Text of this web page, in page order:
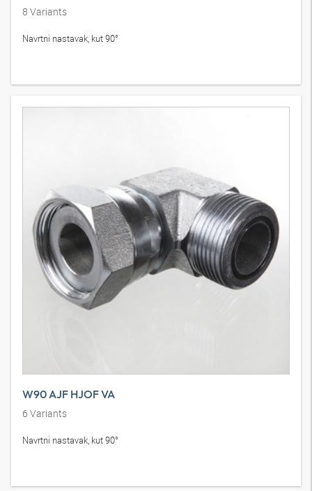
8 Variants
Navrtni nastavak, kut 90°
W90 AJF HJOF VA
6 Variants
Navrtni nastavak, kut 90°